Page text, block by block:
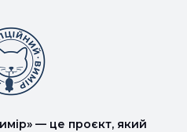
— це проєкт, який